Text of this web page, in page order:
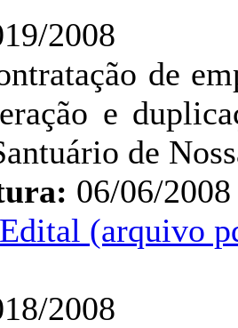
2008
de
e
de
06/06/2008
(arquivo
2008